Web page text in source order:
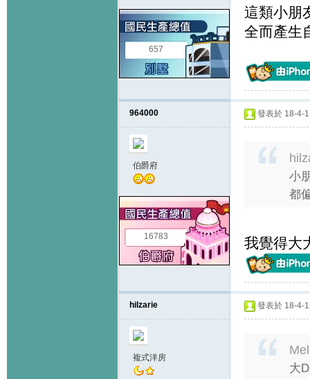
657
這類小朋
全而產生
964000
伯爵府
16783
發表於 18-4-
小
都
我覺得大
hilzarie
複式洋房
發表於 18-4-
大